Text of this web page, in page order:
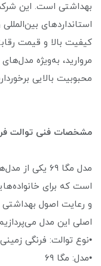
بهداشتی است. این شرکت
استانداردهای
کیفیت بالا و قیمت
مروارید، به‌ویژه مدل‌های
محبوبیت بالایی
مشخصات فنی توالت فرنگی مگا ۶۹
مدل مگا ۶۹
است که برای
و رعایت اصول
اصلی این مدل
•نوع توالت: فرنگی زمینی
•مدل: مگا ۶۹